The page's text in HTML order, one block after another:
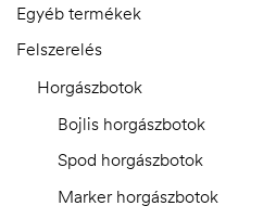
Egyéb termékek
Felszerelés
Horgászbotok
Bojlis horgászbotok
Spod horgászbotok
Marker horgászbotok